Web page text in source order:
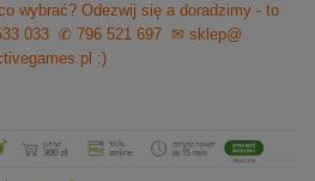
wybrać? Odezwij się a doradzimy - to
033 ✆ 796 521 697
✉ sklep@
:)